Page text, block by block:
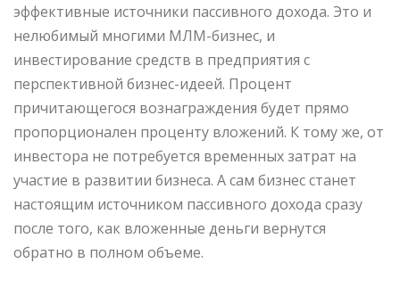
эффективные источники пассивного дохода. Это и
нелюбимый многими МЛМ-бизнес, и
инвестирование средств в предприятия с
перспективной бизнес-идеей. Процент
причитающегося вознаграждения будет прямо
пропорционален проценту вложений. К тому же, от
инвестора не потребуется временных затрат на
участие в развитии бизнеса. А сам бизнес станет
настоящим источником пассивного дохода сразу
после того, как вложенные деньги вернутся
обратно в полном объеме.